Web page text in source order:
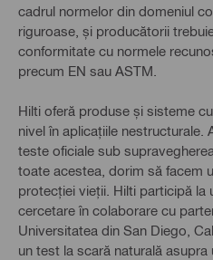
cadrul normelor din domeniul
riguroase, și producătorii
conformitate cu normele
precum EN sau ASTM.
Hilti oferă produse și sisteme
nivel în aplicațiile nestructurale.
teste oficiale sub
toate acestea, dorim să facem
protecției vieții. Hilti participă la
cercetare în colaborare cu
Universitatea din San Diego,
un test la scară naturală asupra